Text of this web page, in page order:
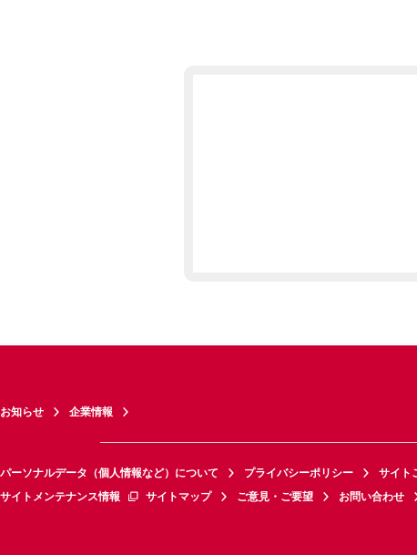
お知らせ 企業情報
パーソナルデータ（個人情報など）について プライバシーポリシー サイト
サイトメンテナンス情報
サイトマップ ご意見・ご要望 お問い合わせ